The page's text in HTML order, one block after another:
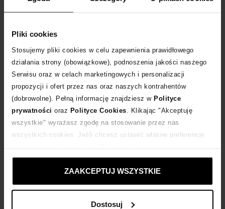
Pliki cookies
Stosujemy pliki cookies w celu zapewnienia prawidłowego
działania strony (obowiązkowe), podnoszenia jakości naszego
Serwisu oraz w celach marketingowych i personalizacji
propozycji i ofert przez nas oraz naszych kontrahentów
(dobrowolne). Pełną informację znajdziesz w Polityce
prywatności oraz Polityce Cookies . Klikając "Akceptuję
wszystkie" wyrażasz zgodę na stosowanie przez nas
wszystkich cookies. Jeśli chcesz ustawić własne preferencje
ustawienia prywatności.
ZAAKCEPTUJ WSZYSTKIE
Dostosuj
WYBIERZ ROZMIAR
DODAJ DO KOSZYKA
Dostawa
14 dni na zwrot towaru
+221 punktówzyskujesz w Klubie Korzyści Sprawdź
Kup teraz, Zapłać później!